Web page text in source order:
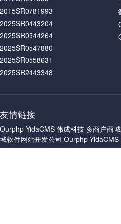
2015SR0781993
2025SR0443204
2025SR0544264
2025SR0547880
2025SR0558631
2025SR2443348
友情链接
Ourphp YidaCMS 伟成科技 多商户商城
城软件网站开发公司 Ourphp YidaCMS